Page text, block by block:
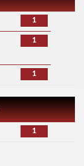
1
1
1
1